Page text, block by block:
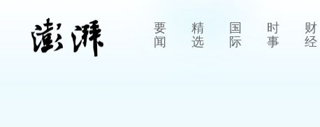
要
闻
精
选
国
际
时
事
财
经